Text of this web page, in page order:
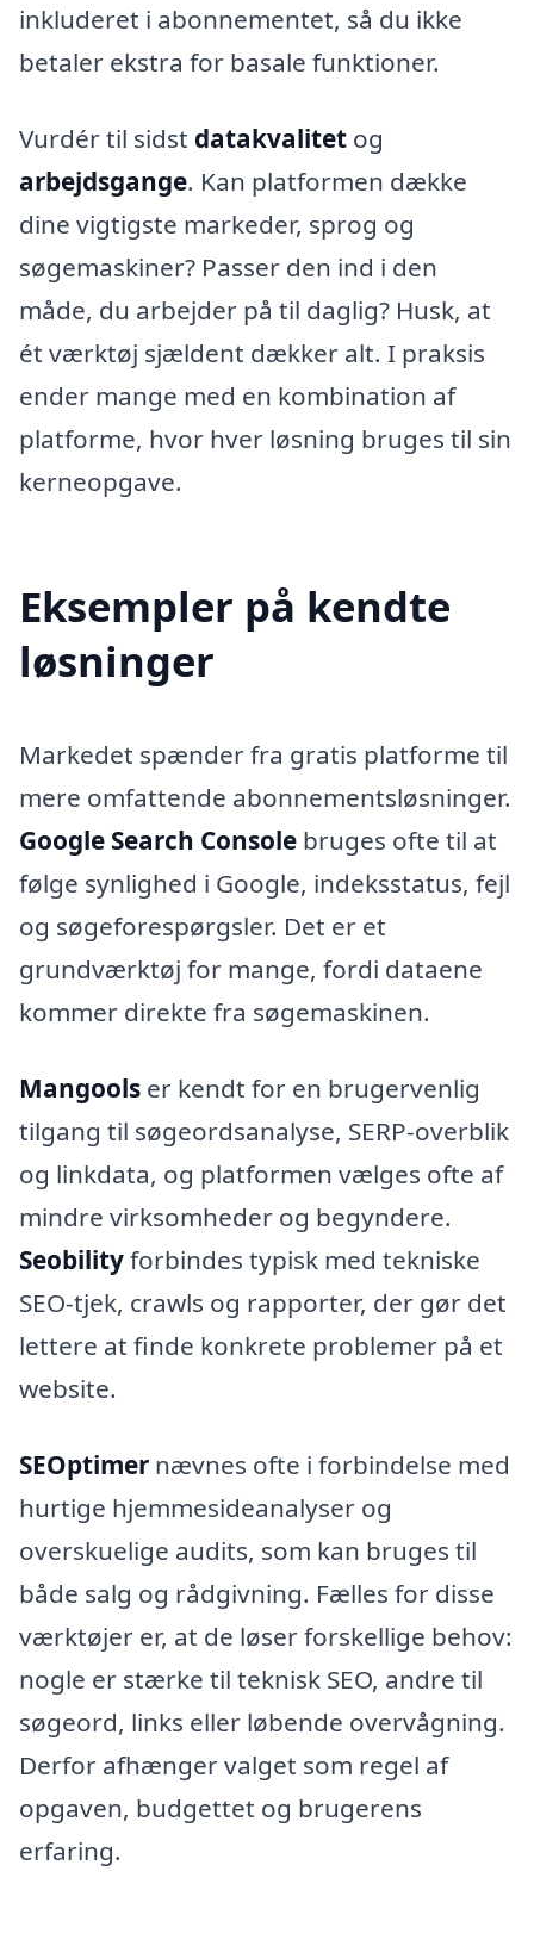
inkluderet i abonnementet, så du ikke
betaler ekstra for basale funktioner.
Vurdér til sidst datakvalitet og
arbejdsgange. Kan platformen dække
dine vigtigste markeder, sprog og
søgemaskiner? Passer den ind i den
måde, du arbejder på til daglig? Husk, at
ét værktøj sjældent dækker alt. I praksis
ender mange med en kombination af
platforme, hvor hver løsning bruges til sin
kerneopgave.
Eksempler på kendte
løsninger
Markedet spænder fra gratis platforme til
mere omfattende abonnementsløsninger.
Google Search Console bruges ofte til at
følge synlighed i Google, indeksstatus, fejl
og søgeforespørgsler. Det er et
grundværktøj for mange, fordi dataene
kommer direkte fra søgemaskinen.
Mangools er kendt for en brugervenlig
tilgang til søgeordsanalyse, SERP-overblik
og linkdata, og platformen vælges ofte af
mindre virksomheder og begyndere.
Seobilityforbindes typisk med tekniske
SEO-tjek, crawls og rapporter, der gør det
lettere at finde konkrete problemer på et
website.
SEOptimer nævnes ofte i forbindelse med
hurtige hjemmesideanalyser og
overskuelige audits, som kan bruges til
både salg og rådgivning. Fælles for disse
værktøjer er, at de løser forskellige behov:
nogle er stærke til teknisk SEO, andre til
søgeord, links eller løbende overvågning.
Derfor afhænger valget som regel af
opgaven, budgettet og brugerens
erfaring.